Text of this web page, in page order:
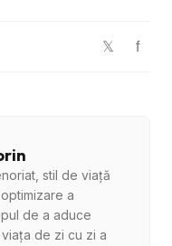
𝕏 f
stil de viață
a
de a aduce
de zi cu zi a